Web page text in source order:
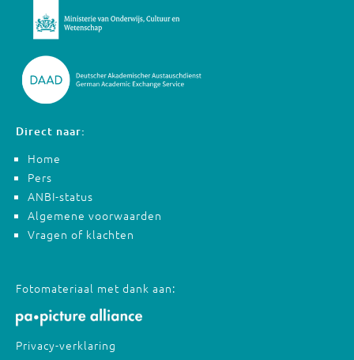
Direct naar:
Home
Pers
ANBI-status
Algemene voorwaarden
Vragen of klachten
Fotomateriaal met dank aan:
Privacy-verklaring